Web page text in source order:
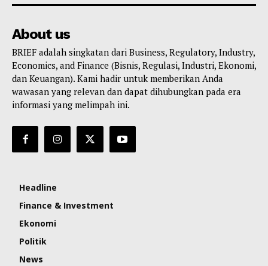
About us
BRIEF adalah singkatan dari Business, Regulatory, Industry,
Economics, and Finance (Bisnis, Regulasi, Industri, Ekonomi,
dan Keuangan). Kami hadir untuk memberikan Anda
wawasan yang relevan dan dapat dihubungkan pada era
informasi yang melimpah ini.
Headline
Finance & Investment
Ekonomi
Politik
News